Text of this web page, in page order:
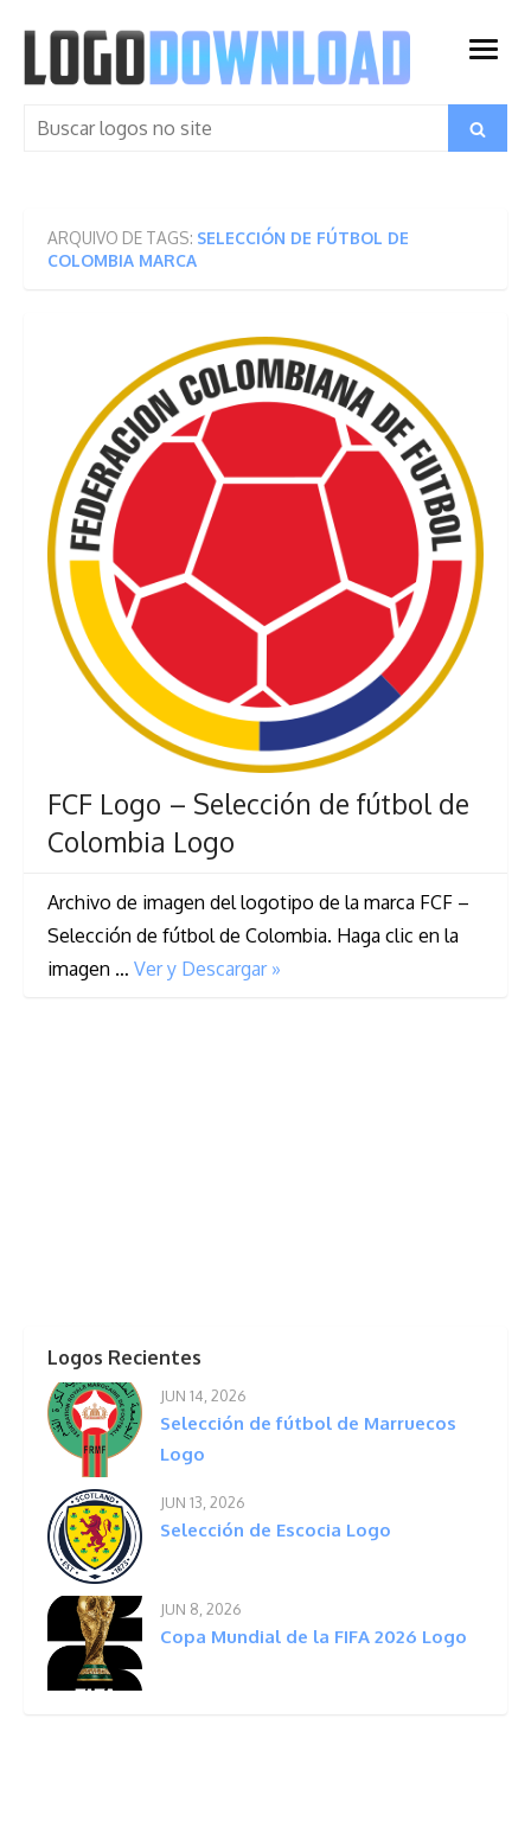
content
open
Search
Search
ARQUIVO DE TAGS: SELECCIÓN DE FÚTBOL DE
COLOMBIA MARCA
FCF Logo – Selección de fútbol de
Colombia Logo
Archivo de imagen del logotipo de la marca FCF –
Selección de fútbol de Colombia. Haga clic en la
imagen … Ver y Descargar »
Logos Recientes
JUN 14, 2026
Selección de fútbol de Marruecos
Logo
JUN 13, 2026
Selección de Escocia Logo
JUN 8, 2026
Copa Mundial de la FIFA 2026 Logo